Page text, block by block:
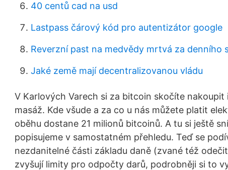
40 centů cad na usd
Lastpass čárový kód pro autentizátor google
Reverzní past na medvědy mrtvá za denního
Jaké země mají decentralizovanou vládu
V Karlových Varech si za bitcoin skočíte
masáž. Kde všude a za co u nás můžete platit
oběhu dostane 21 milionů bitcoinů. A tu si ještě
popisujeme v samostatném přehledu. Teď se
nezdanitelné části základu daně (zvané též
zvyšují limity pro odpočty darů, podrobněji si to